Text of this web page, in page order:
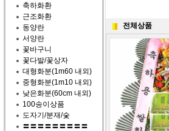
축하화환
근조화환
동양란
서양란
꽃바구니
꽃다발/꽃상자
대형화분(1m60 내외)
중형화분(1m10 내외)
낮은화분(60cm 내외)
100송이상품
도자기/분재/숯
〓〓〓〓〓〓〓〓〓
전체상품